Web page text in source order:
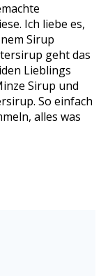
Ich liebe es,
Sirup
geht das
Lieblings
Sirup und
So einfach
alles was